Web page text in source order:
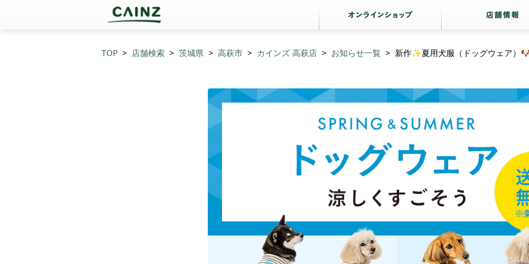
TOP 店舗検索 茨城県 高萩市 カインズ 高萩店 お知らせ一覧 新作✨夏用犬服（ドッグウェア）